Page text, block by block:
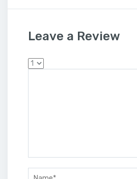
Leave a Review